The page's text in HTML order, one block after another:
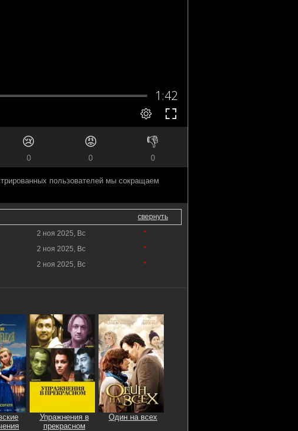
😢
0
😡
0
👎
0
пользователей мы сокращаем
свернуть
2 ноя 2025, Вс
*
2 ноя 2025, Вс
*
2 ноя 2025, Вс *
Упражнения в
прекрасном
Один на всех